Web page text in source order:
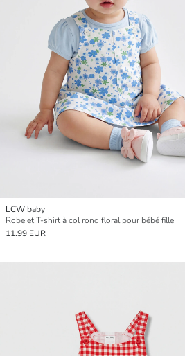
LCW baby
Robe et T-shirt à col rond floral pour bébé fille
11.99 EUR